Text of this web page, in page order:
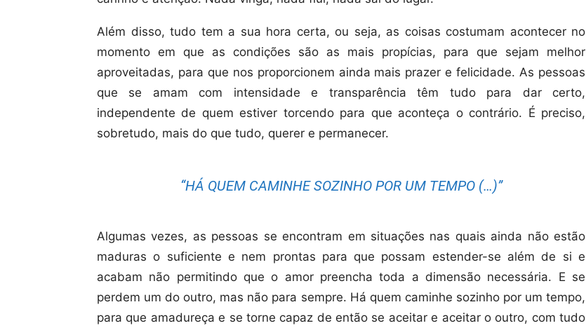
Além disso, tudo tem a sua hora certa, ou seja, as coisas costumam acontecer no
momento em que as condições são as mais propícias, para que sejam melhor
aproveitadas, para que nos proporcionem ainda mais prazer e felicidade. As pessoas
que se amam com intensidade e transparência têm tudo para dar certo,
independente de quem estiver torcendo para que aconteça o contrário. É preciso,
sobretudo, mais do que tudo, querer e permanecer.
“HÁ QUEM CAMINHE SOZINHO POR UM TEMPO (…)”
Algumas vezes, as pessoas se encontram em situações nas quais ainda não estão
maduras o suficiente e nem prontas para que possam estender-se além de si e
acabam não permitindo que o amor preencha toda a dimensão necessária. E se
perdem um do outro, mas não para sempre. Há quem caminhe sozinho por um tempo,
para que amadureça e se torne capaz de então se aceitar e aceitar o outro, com tudo